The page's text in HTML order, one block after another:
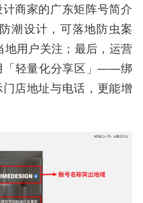
商家的广东矩阵号简介
潮设计，可落地防虫案
地用户关注；最后，运营
「轻量化分享区」——绑
店地址与电话，更能增